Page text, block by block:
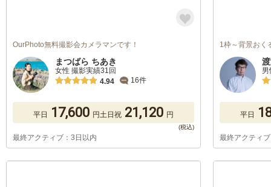
OurPhoto無料撮影会カメラマンです！
まつばら ちあき
女性 撮影実績31回
4.94
16件
平日 17,600 円土日祝 21,120 円
最終アクティブ：3日以内
1枠～背景おく
平日
最終アクティ